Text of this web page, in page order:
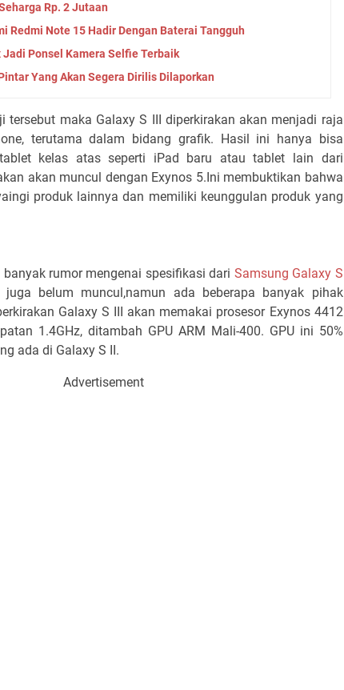
Rp. 2 Jutaan
Redmi Note 15 Hadir Dengan Baterai Tangguh
Jadi Ponsel Kamera Selfie Terbaik
Yang Akan Segera Dirilis Dilaporkan
maka Galaxy S III diperkirakan akan menjadi raja
terutama dalam bidang grafik. Hasil ini hanya bisa
kelas atas seperti iPad baru atau tablet lain dari
akan muncul dengan Exynos 5.Ini membuktikan bahwa
produk lainnya dan memiliki keunggulan produk yang
rumor mengenai spesifikasi dari Samsung Galaxy S
juga belum muncul,namun ada beberapa banyak pihak
Galaxy S III akan memakai prosesor Exynos 4412
1.4GHz, ditambah GPU ARM Mali-400. GPU ini 50%
ada di Galaxy S II.
Advertisement